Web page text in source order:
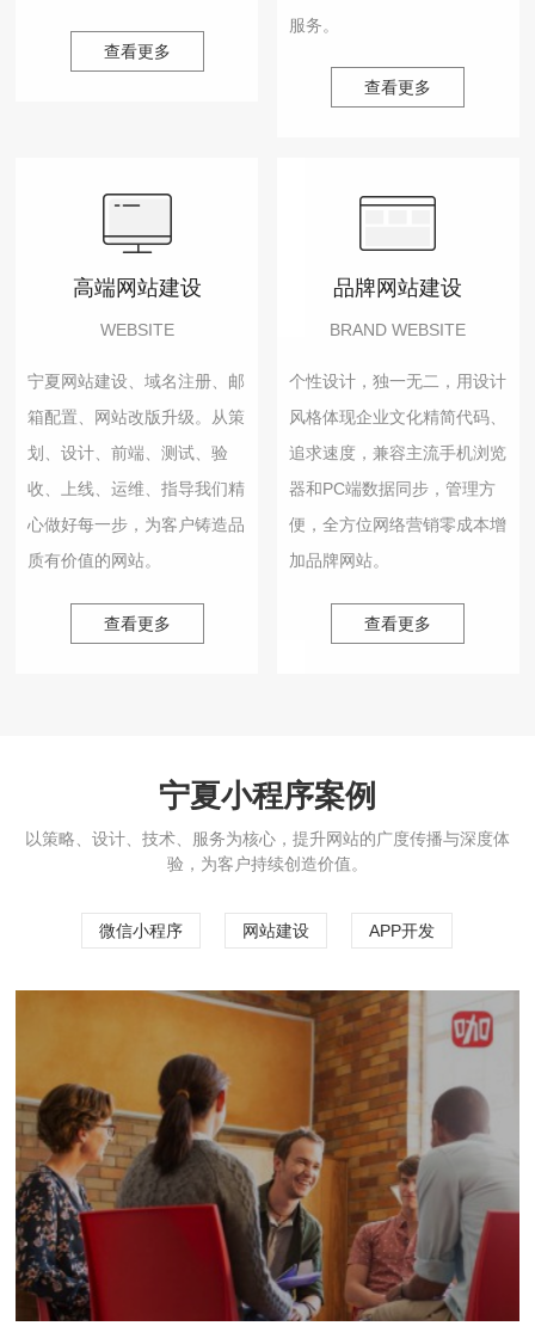
查看更多
服务。
查看更多
高端网站建设
WEBSITE
宁夏网站建设、域名注册、邮
箱配置、网站改版升级。从策
划、设计、前端、测试、验
收、上线、运维、指导我们精
心做好每一步，为客户铸造品
质有价值的网站。
查看更多
品牌网站建设
BRAND WEBSITE
个性设计，独一无二，用设计
风格体现企业文化精简代码、
追求速度，兼容主流手机浏览
器和PC端数据同步，管理方
便，全方位网络营销零成本增
加品牌网站。
查看更多
宁夏小程序案例
以策略、设计、技术、服务为核心，提升网站的广度传播与深度体
验，为客户持续创造价值。
微信小程序 网站建设 APP开发